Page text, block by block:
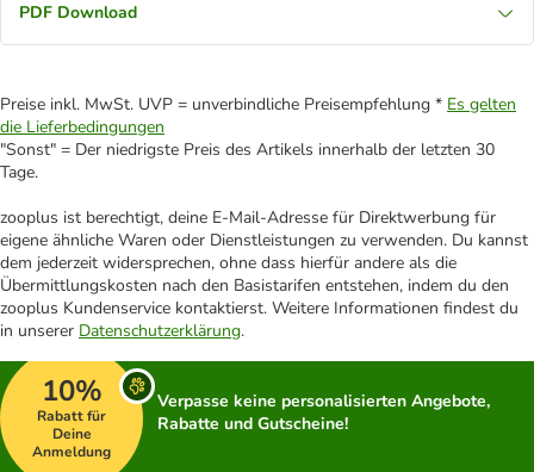
PDF Download
Preise inkl. MwSt. UVP = unverbindliche Preisempfehlung * Es gelten
die Lieferbedingungen
"Sonst" = Der niedrigste Preis des Artikels innerhalb der letzten 30
Tage.
zooplus ist berechtigt, deine E-Mail-Adresse für Direktwerbung für
eigene ähnliche Waren oder Dienstleistungen zu verwenden. Du kannst
dem jederzeit widersprechen, ohne dass hierfür andere als die
Übermittlungskosten nach den Basistarifen entstehen, indem du den
zooplus Kundenservice kontaktierst. Weitere Informationen findest du
in unserer Datenschutzerklärung.
10%
Rabatt für
Deine
Anmeldung
Verpasse keine personalisierten Angebote,
Rabatte und Gutscheine!